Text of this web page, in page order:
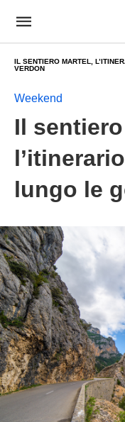
IL SENTIERO MARTEL,
VERDON
Weekend
Il
lungo le